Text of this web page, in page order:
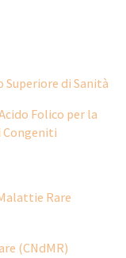
di Sanità
Folico per la
Rare
(CNdMR)